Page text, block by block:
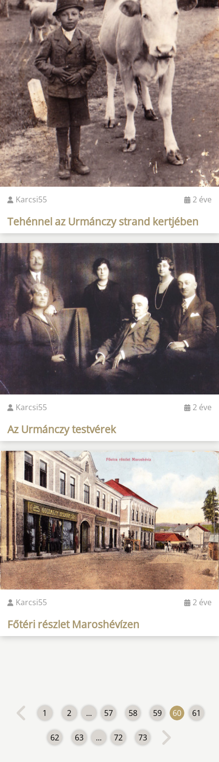
Karcsi55 2 éve
Tehénnel az Urmánczy strand kertjében
Karcsi55 2 éve
Az Urmánczy testvérek
Karcsi55 2 éve
Főtéri részlet Maroshévízen
1 2 ... 57 58 59 60 61
62 63 ... 72 73